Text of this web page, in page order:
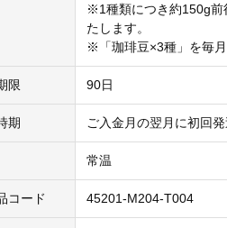
※1種類につき約150g前
たします。
※「珈琲豆×3種」を毎
限 90日
期 ご入金月の翌月に初回
常温
コード 45201-M204-T004